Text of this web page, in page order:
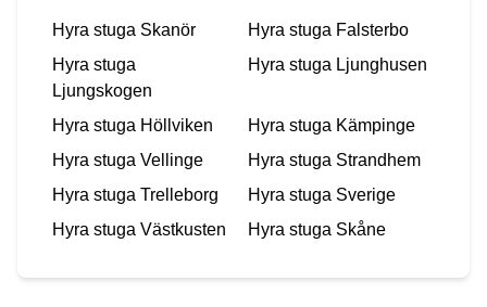
Hyra stuga Skanör Hyra stuga Falsterbo
Hyra stuga
Ljungskogen
Hyra stuga Ljunghusen
Hyra stuga Höllviken Hyra stuga Kämpinge
Hyra stuga Vellinge Hyra stuga Strandhem
Hyra stuga Trelleborg Hyra stuga Sverige
Hyra stuga Västkusten Hyra stuga Skåne